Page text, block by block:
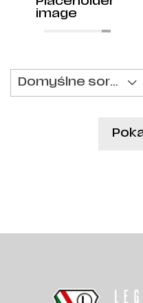
Domyślne sortowanie